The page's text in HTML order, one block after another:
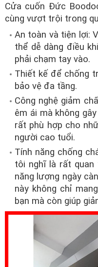
Cửa cuốn Đức
cùng vượt trội trong
An toàn và tiện lợi:
thể dễ dàng điều
phải chạm tay vào.
Thiết kế để chống
bảo vệ đa tầng.
Công nghệ giảm
êm ái mà không
rất phù hợp cho
người cao tuổi.
Tính năng chống
tôi nghĩ là rất
năng lượng ngày
này không chỉ
bạn mà còn giúp